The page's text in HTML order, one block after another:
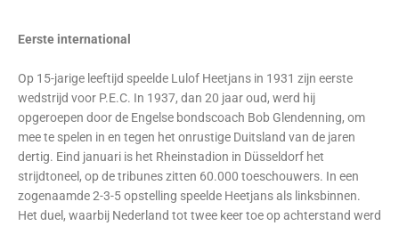
Eerste international
Op 15-jarige leeftijd speelde Lulof Heetjans in 1931 zijn eerste
wedstrijd voor P.E.C. In 1937, dan 20 jaar oud, werd hij
opgeroepen door de Engelse bondscoach Bob Glendenning, om
mee te spelen in en tegen het onrustige Duitsland van de jaren
dertig. Eind januari is het Rheinstadion in Düsseldorf het
strijdtoneel, op de tribunes zitten 60.000 toeschouwers. In een
zogenaamde 2-3-5 opstelling speelde Heetjans als linksbinnen.
Het duel, waarbij Nederland tot twee keer toe op achterstand werd